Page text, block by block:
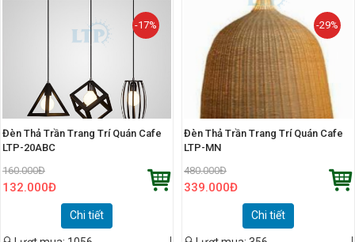
-17%
Đèn Thả Trần Trang Trí Quán Cafe
LTP-20ABC
160.000Đ
132.000Đ
Chi tiết
-29%
Đèn Thả Trần Trang Trí Quán Cafe
LTP-MN
480.000Đ
339.000Đ
Chi tiết